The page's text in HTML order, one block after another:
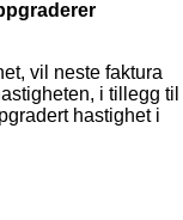
vil neste faktura
i tillegg til
hastighet i